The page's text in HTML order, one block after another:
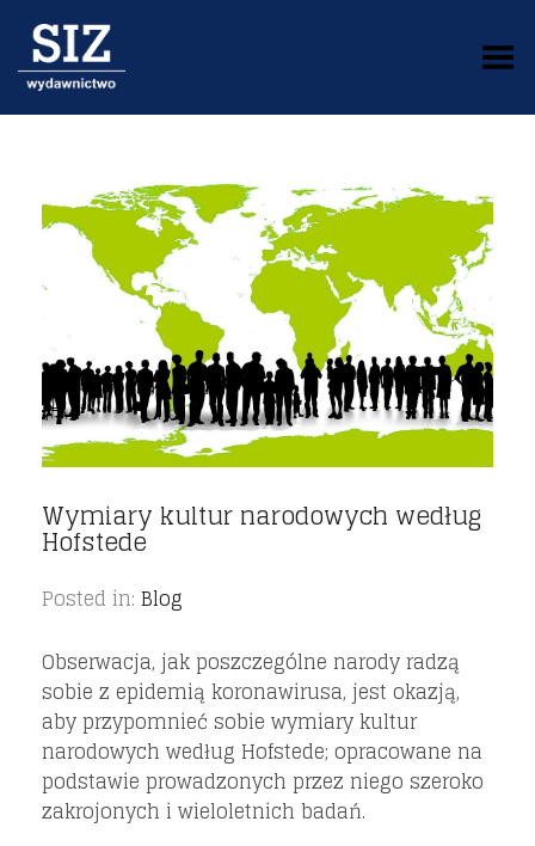
Toggle Menu
Wymiary kultur narodowych według
Hofstede
Posted in: Blog
Obserwacja, jak poszczególne narody radzą
sobie z epidemią koronawirusa, jest okazją,
aby przypomnieć sobie wymiary kultur
narodowych według Hofstede; opracowane na
podstawie prowadzonych przez niego szeroko
zakrojonych i wieloletnich badań.